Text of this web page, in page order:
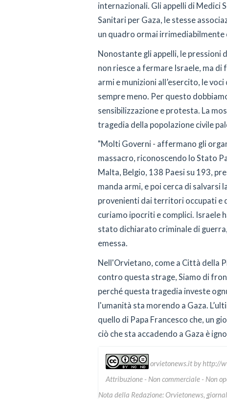
internazionali. Gli appelli di Medici
Sanitari per Gaza, le stesse
un quadro ormai irrimediabilmente
Nonostante gli appelli, le pressioni
non riesce a fermare Israele, ma
armi e munizioni all’esercito, le
sempre meno. Per questo
sensibilizzazione e protesta. La
tragedia della popolazione civile
"Molti Governi - affermano gli
massacro, riconoscendo lo Stato
Malta, Belgio, 138 Paesi su 193,
manda armi, e poi cerca di salvarsi
provenienti dai territori occupati e
curiamo ipocriti e complici. Israele
stato dichiarato criminale di
emessa.
Nell'Orvietano, come a Città della
contro questa strage, Siamo di
perché questa tragedia investe
l'umanità sta morendo a Gaza.
quello di Papa Francesco che, un
ciò che sta accadendo a Gaza è
orvietonews.itby http://
Attribuzione - Non commerciale - Non
Nota della Redazione: Orvietonews,